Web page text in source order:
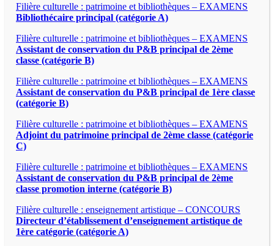
Filière culturelle : patrimoine et bibliothèques – EXAMENS
Bibliothécaire principal (catégorie A)
Filière culturelle : patrimoine et bibliothèques – EXAMENS
Assistant de conservation du P&B principal de 2ème
classe (catégorie B)
Filière culturelle : patrimoine et bibliothèques – EXAMENS
Assistant de conservation du P&B principal de 1ère classe
(catégorie B)
Filière culturelle : patrimoine et bibliothèques – EXAMENS
Adjoint du patrimoine principal de 2ème classe (catégorie
C)
Filière culturelle : patrimoine et bibliothèques – EXAMENS
Assistant de conservation du P&B principal de 2ème
classe promotion interne (catégorie B)
Filière culturelle : enseignement artistique – CONCOURS
Directeur d’établissement d’enseignement artistique de
1ère catégorie (catégorie A)